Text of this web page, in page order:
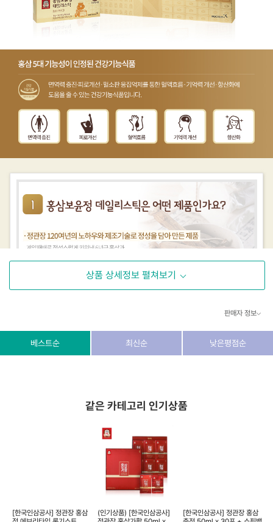
상품 상세정보 펼쳐보기
판매자 정보
상호/대표자 (주) 동이커머스
dongeecom@naver.com
경기도 고양시 덕양구 꽃마을로64, 1235호
베스트순 최신순 낮은평점순
같은 카테고리 인기상품
[한국인삼공사] 정관장 홍삼
(인기상품) [한국인삼공사]
[한국인삼공사] 정관장 홍삼